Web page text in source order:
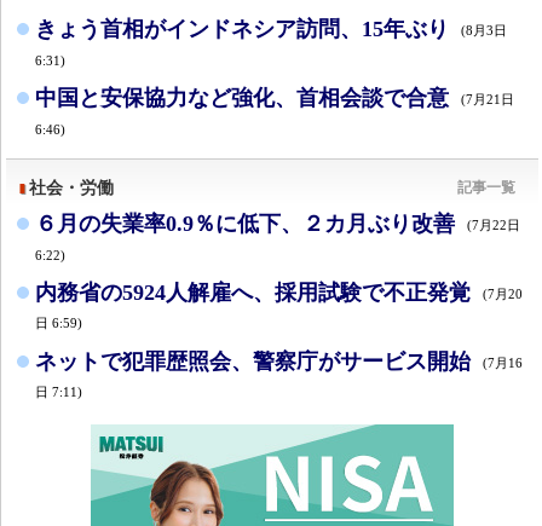
きょう首相がインドネシア訪問、15年ぶり (8月3日
6:31)
中国と安保協力など強化、首相会談で合意 (7月21日
6:46)
社会・労働 記事一覧
６月の失業率0.9％に低下、２カ月ぶり改善 (7月22日
6:22)
内務省の5924人解雇へ、採用試験で不正発覚
(7月20
日 6:59)
ネットで犯罪歴照会、警察庁がサービス開始
(7月16
日 7:11)